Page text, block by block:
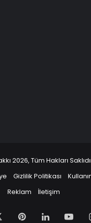
2026, Tüm Hakları
Gizlilik Politikası
Reklam
İletişim
PinterestLinkedIn